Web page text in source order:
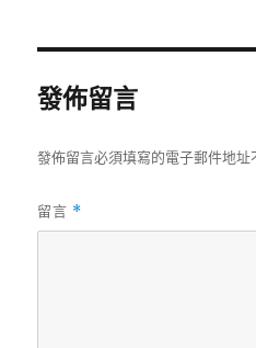
發佈留言
發佈留言必須填寫的電子郵件地址
留言 *